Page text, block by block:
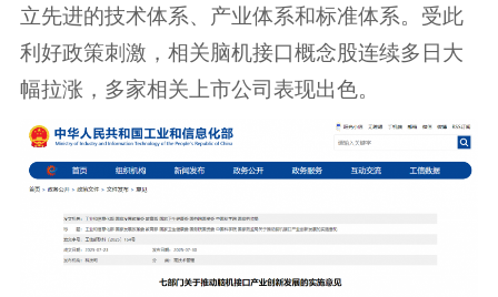
立先进的技术体系、产业体系和标准体系。受此
利好政策刺激，相关脑机接口概念股连续多日大
幅拉涨，多家相关上市公司表现出色。